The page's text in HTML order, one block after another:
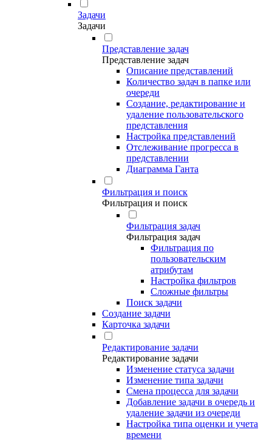
Задачи
Задачи
Представление задач
Представление задач
Описание представлений
Количество задач в папке или
очереди
Создание, редактирование и
удаление пользовательского
представления
Настройка представлений
Отслеживание прогресса в
представлении
Диаграмма Ганта
Фильтрация и поиск
Фильтрация и поиск
Фильтрация задач
Фильтрация задач
Фильтрация по
пользовательским
атрибутам
Настройка фильтров
Сложные фильтры
Поиск задачи
Создание задачи
Карточка задачи
Редактирование задачи
Редактирование задачи
Изменение статуса задачи
Изменение типа задачи
Смена процесса для задачи
Добавление задачи в очередь и
удаление задачи из очереди
Настройка типа оценки и учета
времени